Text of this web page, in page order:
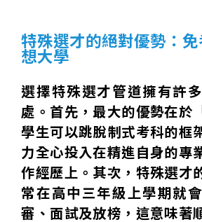
特殊選才的絕對優勢：
想大學
選擇特殊選才管道擁有許
處。首先，最大的優勢在於
學生可以跳脫制式考科的框
力全心投入在精進自身的專
作經歷上。其次，特殊選才
常在高中三年級上學期就
審、面試及放榜，這意味著